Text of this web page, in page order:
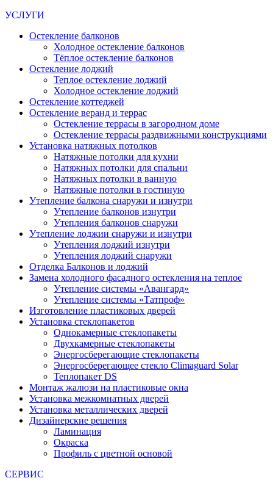
УСЛУГИ
Остекление балконов
Холодное остекление балконов
Тёплое остекление балконов
Остекление лоджий
Теплое остекление лоджий
Холодное остекление лоджий
Остекление коттеджей
Остекление веранд и террас
Остекление террасы в загородном доме
Остекление террасы раздвижными конструкциями
Установка натяжных потолков
Натяжные потолки для кухни
Натяжных потолки для спальни
Натяжных потолки в ванную
Натяжные потолки в гостиную
Утепление балкона снаружи и изнутри
Утепление балконов изнутри
Утепления балконов снаружи
Утепление лоджии снаружи и изнутри
Утепления лоджий изнутри
Утепления лоджий снаружи
Отделка Балконов и лоджий
Замена холодного фасадного остекления на теплое
Утепление системы «Авангард»
Утепление системы «Татпроф»
Изготовление пластиковых дверей
Установка стеклопакетов
Однокамерные стеклопакеты
Двухкамерные стеклопакеты
Энергосберегающие стеклопакеты
Энергосберегающее стекло Climaguard Solar
Теплопакет DS
Монтаж жалюзи на пластиковые окна
Установка межкомнатных дверей
Установка металлических дверей
Дизайнерские решения
Ламинация
Окраска
Профиль с цветной основой
СЕРВИС